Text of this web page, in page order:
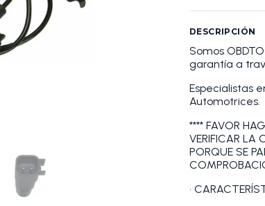
DESCRIPCIÓN
Somos
garantía a
Especialistas
Automotrices.
**** FAVOR
VERIFICAR LA
PORQUE SE
•